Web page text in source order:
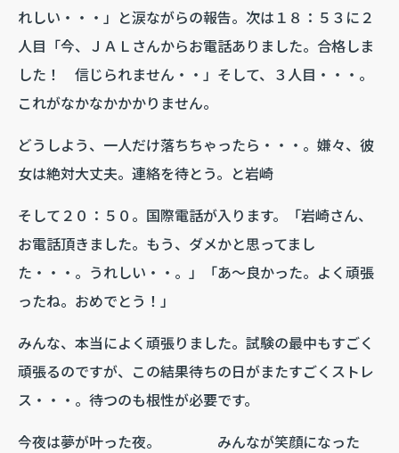
れしい・・・」と涙ながらの報告。次は１８：５３に２
人目「今、ＪＡＬさんからお電話ありました。合格しま
した！ 信じられません・・」そして、３人目・・・。
これがなかなかかかりません。
どうしよう、一人だけ落ちちゃったら・・・。嫌々、彼
女は絶対大丈夫。連絡を待とう。と岩崎
そして２０：５０。国際電話が入ります。「岩崎さん、
お電話頂きました。もう、ダメかと思ってまし
た・・・。うれしい・・。」「あ～良かった。よく頑張
ったね。おめでとう！」
みんな、本当によく頑張りました。試験の最中もすごく
頑張るのですが、この結果待ちの日がまたすごくストレ
ス・・・。待つのも根性が必要です。
今夜は夢が叶った夜。 みんなが笑顔になった